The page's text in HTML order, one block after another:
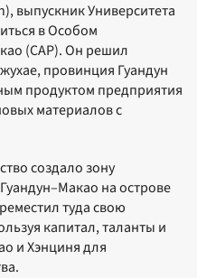
выпускник Университета
в Особом
(САР). Он решил
провинция Гуандун
продуктом предприятия
материалов с
создало зону
на острове
туда свою
капитал, таланты и
и Хэнциня для